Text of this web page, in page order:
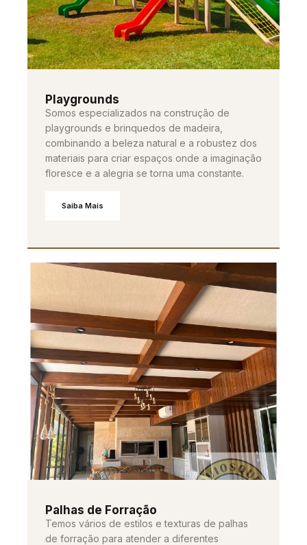
Playgrounds
Somos especializados na construção de
playgrounds e brinquedos de madeira,
combinando a beleza natural e a robustez dos
materiais para criar espaços onde a imaginação
floresce e a alegria se torna uma constante.
Saiba Mais
Palhas de Forração
Temos vários de estilos e texturas de palhas
de forração para atender a diferentes